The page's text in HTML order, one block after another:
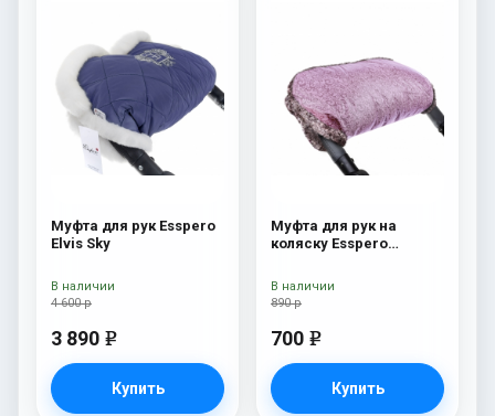
Муфта для рук Esspero
Elvis Sky
4 600 р
3 890 e
Купить
В наличии
Муфта для рук на
коляску Esspero
890 р
700 e
Купить
В наличии